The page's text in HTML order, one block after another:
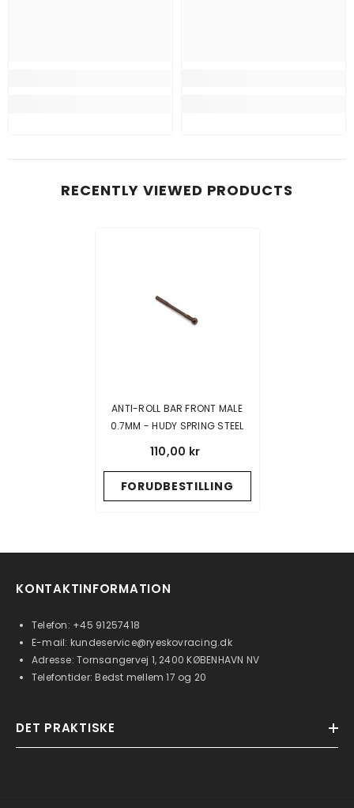
RECENTLY VIEWED PRODUCTS
ANTI-ROLL BAR FRONT MALE
0.7MM - HUDY SPRING STEEL
110,00 kr
FORUDBESTILLING
KONTAKTINFORMATION
Telefon: +45 91257418
E-mail: kundeservice@ryeskovracing.dk
Adresse: Tornsangervej 1, 2400 KØBENHAVN NV
Telefontider: Bedst mellem 17 og 20
DET PRAKTISKE